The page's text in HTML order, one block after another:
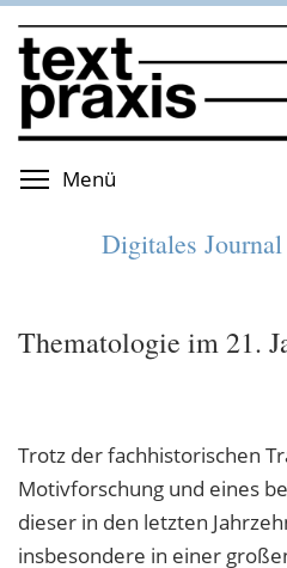
Direkt
zum
Inhalt
Menü
Digitales
Thematologie im 21.
Trotz der fachhistorischen
Motivforschung und eines
dieser in den letzten
insbesondere in einer